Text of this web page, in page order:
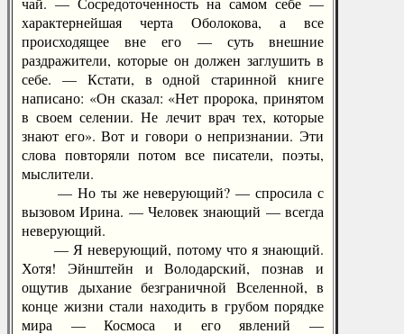
характернейшая черта Оболокова, а все
происходящее вне его — суть внешние
раздражители, которые он должен заглушить в
себе. — Кстати, в одной старинной книге
написано: «Он сказал: «Нет пророка, принятом
в своем селении. Не лечит врач тех, которые
знают его». Вот и говори о непризнании. Эти
слова повторяли потом все писатели, поэты,
мыслители.
— Но ты же неверующий? — спросила с
вызовом Ирина. — Человек знающий — всегда
неверующий.
— Я неверующий, потому что я знающий.
Хотя! Эйнштейн и Володарский, познав и
ощутив дыхание безграничной Вселенной, в
конце жизни стали находить в грубом порядке
мира — Космоса и его явлений —